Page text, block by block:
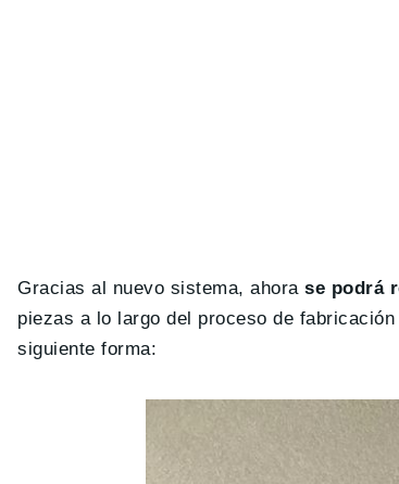
Gracias al nuevo sistema, ahorase podrá
piezas a lo largo del proceso de
siguiente forma: